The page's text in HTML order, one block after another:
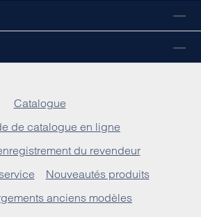
Catalogue
de catalogue en ligne
du revendeur
Nouveautés produits
anciens modèles